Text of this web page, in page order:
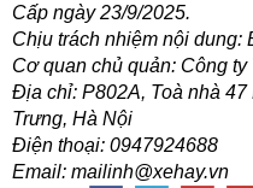
Cấp ngày 23/9/2025.
Chịu trách nhiệm nội dung:
Cơ quan chủ quản: Công
Địa chỉ: P802A, Toà nhà
Trưng, Hà Nội
Điện thoại: 0947924688
Email: mailinh@xehay.vn